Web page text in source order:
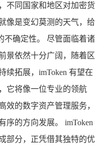
不同国家和地区对加密货
像是变幻莫测的天气，给
不确定性。 尽管面临着诸
景依然十分广阔，随着区
续拓展，imToken 有望在
它将像一位专业的领航
效的数字资产管理服务，
序的方向发展。 imToken
部分，正凭借其独特的优